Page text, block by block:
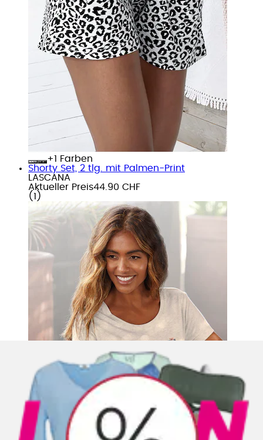
+
Farben
Shorty Set, 2 tlg. mit Palmen-Print
LASCANA
Aktueller Preis44.90 CHF
( 1 )